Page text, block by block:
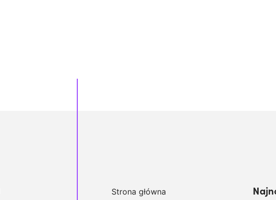
Strona główna